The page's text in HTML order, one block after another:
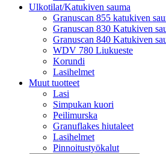
Ulkotilat/Katukiven sauma
Granuscan 855 katukiven
Granuscan 830 Katukiven
Granuscan 840 Katukiven
WDV 780 Liukueste
Korundi
Lasihelmet
Muut tuotteet
Lasi
Simpukan kuori
Peilimurska
Granuflakes hiutaleet
Lasihelmet
Pinnoitustyökalut